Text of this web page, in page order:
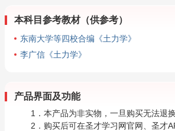
本科目参考教材（供参考）
东南大学等四校合编《土力学》
李广信《土力学》
产品界面及功能
1．本产品为非实物，一旦购买无法退换
2．购买后可在圣才学习网官网、圣才